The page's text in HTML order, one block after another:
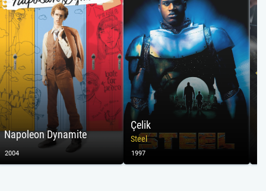
Napoleon Dynamite
2004
Çelik
Steel
1997